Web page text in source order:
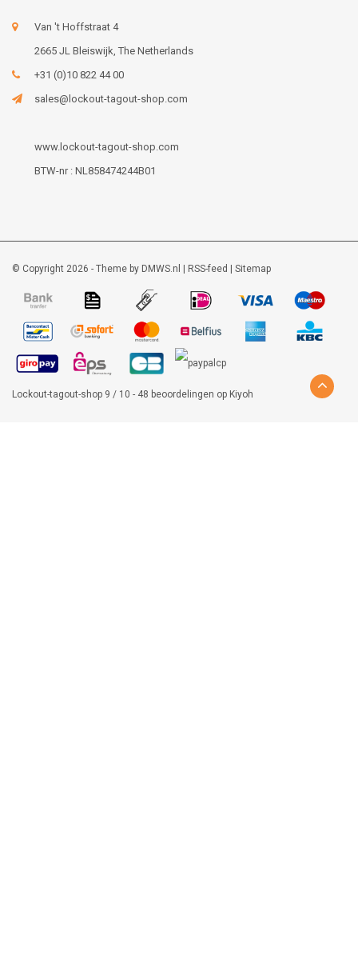
Van 't Hoffstraat 4
2665 JL Bleiswijk, The Netherlands
+31 (0)10 822 44 00
sales@lockout-tagout-shop.com
www.lockout-tagout-shop.com
BTW-nr : NL858474244B01
© Copyright 2026 - Theme by DMWS.nl | RSS-feed | Sitemap
Lockout-tagout-shop 9 / 10 - 48 beoordelingen op Kiyoh